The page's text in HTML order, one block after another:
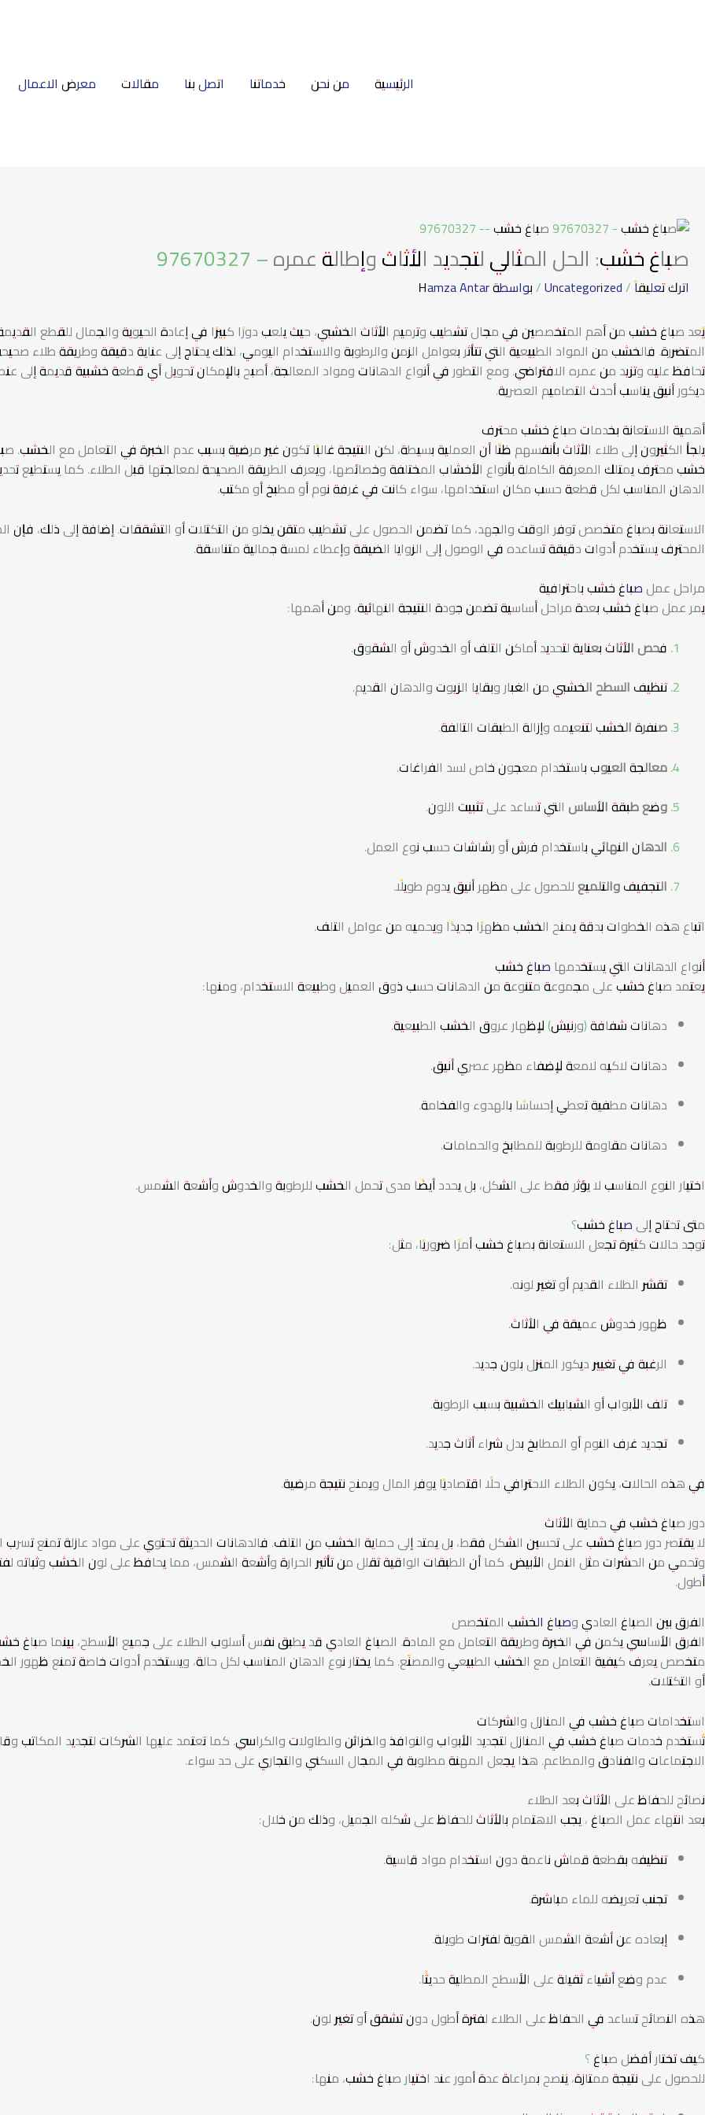
الرئيسية
من نحن خدماتنا اتصل بنا مقالات معرض الاعمال
صباغ خشب: الحل المثالي لتجديد الأثاث وإطالة عمره – 97670327
اترك تعليقاً/
Uncategorized/ بواسطةHamza Antar
يُعد صباغ خشب من أهم المتخصصين في مجال تشطيب وترميم الأثاث الخشبي، حيث يلعب دورًا كبيرًا في إعادة الحيوية والجمال للقطع
المتضررة. فالخشب من المواد الطبيعية التي تتأثر بعوامل الزمن والرطوبة والاستخدام اليومي، لذلك يحتاج إلى عناية دقيقة وطريقة طلاء
تحافظ عليه وتزيد من عمره الافتراضي. ومع التطور في أنواع الدهانات ومواد المعالجة، أصبح بالإمكان تحويل أي قطعة خشبية قديمة إلى
ديكور أنيق يناسب أحدث التصاميم العصرية.
أهمية الاستعانة بخدمات صباغ خشب محترف
يلجأ الكثيرون إلى طلاء الأثاث بأنفسهم ظنًا أن العملية بسيطة، لكن النتيجة غالبًا تكون غير مرضية بسبب عدم الخبرة في التعامل مع الخشب.
خشب محترف يمتلك المعرفة الكاملة بأنواع الأخشاب المختلفة وخصائصها، ويعرف الطريقة الصحيحة لمعالجتها قبل الطلاء. كما يستطيع
الدهان المناسب لكل قطعة حسب مكان استخدامها، سواء كانت في غرفة نوم أو مطبخ أو مكتب.
الاستعانة بصباغ متخصص توفر الوقت والجهد، كما تضمن الحصول على تشطيب متقن يخلو من التكتلات أو التشققات. إضافة إلى ذلك، فإن
المحترف يستخدم أدوات دقيقة تساعده في الوصول إلى الزوايا الضيقة وإعطاء لمسة جمالية متناسقة.
مراحل عمل صباغ خشبباحترافية
يمر عمل صباغ خشب بعدة مراحل أساسية تضمن جودة النتيجة النهائية، ومن أهمها:
فحص الأثاث بعنايةلتحديد أماكن التلف أو الخدوش أو الشقوق.
تنظيف السطح الخشبيمن الغبار وبقايا الزيوت والدهان القديم.
صنفرة الخشبلتنعيمه وإزالة الطبقات التالفة.
معالجة العيوبباستخدام معجون خاص لسد الفراغات.
وضع طبقة الأساس التي تساعد على تثبيت اللون.
الدهان النهائيباستخدام فرش أو رشاشات حسب نوع العمل.
التجفيف والتلميعللحصول على مظهر أنيق يدوم طويلًا.
اتباع هذه الخطوات بدقة يمنح الخشب مظهرًا جديدًا ويحميه من عوامل التلف.
أنواع الدهانات التي يستخدمها صباغ خشب
يعتمد صباغ خشب على مجموعة متنوعة من الدهانات حسب ذوق العميل وطبيعة الاستخدام، ومنها:
دهانات شفافة (ورنيش) لإظهار عروق الخشب الطبيعية.
دهانات لاكيه لامعة لإضفاء مظهر عصري أنيق.
دهانات مطفية تعطي إحساسًا بالهدوء والفخامة.
دهانات مقاومة للرطوبة للمطابخ والحمامات.
اختيار النوع المناسب لا يؤثر فقط على الشكل، بل يحدد أيضًا مدى تحمل الخشب للرطوبة والخدوش وأشعة الشمس.
متى تحتاج إلىصباغ خشب؟
توجد حالات كثيرة تجعل الاستعانة بصباغ خشب أمرًا ضروريًا، مثل:
تقشر الطلاء القديم أو تغير لونه.
ظهور خدوش عميقة في الأثاث.
الرغبة في تغيير ديكور المنزل بلون جديد.
تلف الأبواب أو الشبابيك الخشبية بسبب الرطوبة.
تجديد غرف النوم أو المطابخ بدل شراء أثاث جديد.
في هذه الحالات، يكون الطلاء الاحترافي حلًا اقتصاديًا يوفر المال ويمنح نتيجة مرضية.
دور صباغ خشب في حماية الأثاث
لا يقتصر دور صباغ خشب على تحسين الشكل فقط، بل يمتد إلى حماية الخشب من التلف. فالدهانات الحديثة تحتوي على مواد عازلة تمنع تسرب
وتحمي من الحشرات مثل النمل الأبيض. كما أن الطبقات الواقية تقلل من تأثير الحرارة وأشعة الشمس، مما يحافظ على لون الخشب وثباته
أطول.
الفرق بين الصباغ العادي وصباغ الخشب المتخصص
الفرق الأساسي يكمن في الخبرة وطريقة التعامل مع المادة. الصباغ العادي قد يطبق نفس أسلوب الطلاء على جميع الأسطح، بينما صباغ
متخصص يعرف كيفية التعامل مع الخشب الطبيعي والمصنّع. كما يختار نوع الدهان المناسب لكل حالة، ويستخدم أدوات خاصة تمنع ظهور
أو التكتلات.
استخدامات صباغ خشب في المنازل والشركات
تُستخدم خدمات صباغ خشب في المنازل لتجديد الأبواب والنوافذ والخزائن والطاولات والكراسي. كما تعتمد عليها الشركات لتجديد المكاتب
الاجتماعات والفنادق والمطاعم. هذا يجعل المهنة مطلوبة في المجال السكني والتجاري على حد سواء.
نصائح للحفاظ على الأثاث بعد الطلاء
بعد انتهاء عمل الصباغ ، يجب الاهتمام بالأثاث للحفاظ على شكله الجميل، وذلك من خلال:
تنظيفه بقطعة قماش ناعمة دون استخدام مواد قاسية.
تجنب تعريضه للماء مباشرة.
إبعاده عن أشعة الشمس القوية لفترات طويلة.
عدم وضع أشياء ثقيلة على الأسطح المطلية حديثًا.
هذه النصائح تساعد في الحفاظ على الطلاء لفترة أطول دون تشقق أو تغير لون.
كيف تختار أفضل صباغ ؟
للحصول على نتيجة ممتازة، يُنصح بمراعاة عدة أمور عند اختيار صباغ خشب، منها: